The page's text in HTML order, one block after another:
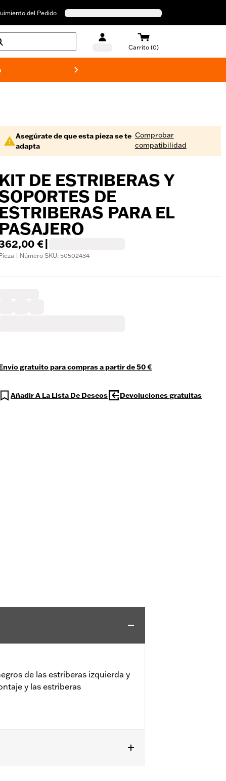
del Pedido
Carrito (0)
Asegúrate de que esta pieza se te
adapta
Comprobar
compatibilidad
KIT DE ESTRIBERAS Y
DE
ESTRIBERAS PARA EL
PASAJERO
€
| Número SKU: 50502434
gratuito para compras a partir de 50 €
Añadir A La Lista De Deseos Devoluciones gratuitas
de las estriberas izquierda y
y las estriberas